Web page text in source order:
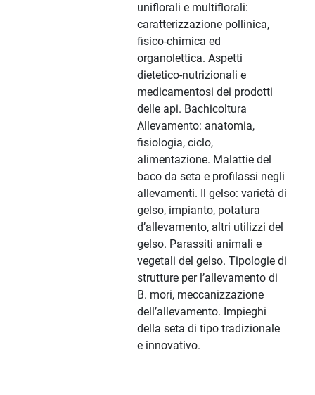
uniflorali e multiflorali:
caratterizzazione pollinica,
fisico-chimica ed
organolettica. Aspetti
dietetico-nutrizionali e
medicamentosi dei prodotti
delle api. Bachicoltura
Allevamento: anatomia,
fisiologia, ciclo,
alimentazione. Malattie del
baco da seta e profilassi negli
allevamenti. Il gelso: varietà di
gelso, impianto, potatura
d’allevamento, altri utilizzi del
gelso. Parassiti animali e
vegetali del gelso. Tipologie di
strutture per l’allevamento di
B. mori, meccanizzazione
dell’allevamento. Impieghi
della seta di tipo tradizionale
e innovativo.